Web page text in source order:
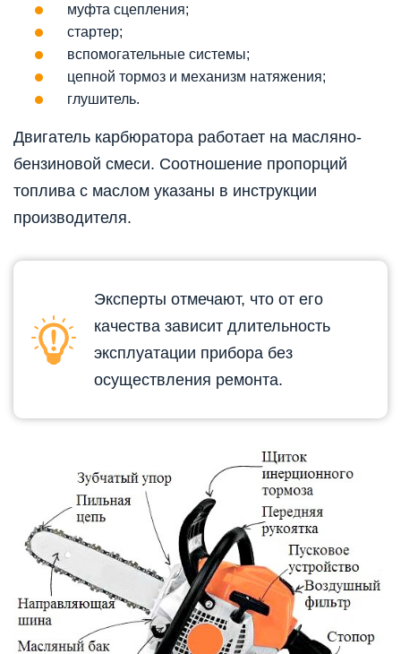
муфта сцепления;
стартер;
вспомогательные системы;
цепной тормоз и механизм натяжения;
глушитель.
Двигатель карбюратора работает на масляно-
бензиновой смеси. Соотношение пропорций
топлива с маслом указаны в инструкции
производителя.
Эксперты отмечают, что от его
качества зависит длительность
эксплуатации прибора без
осуществления ремонта.